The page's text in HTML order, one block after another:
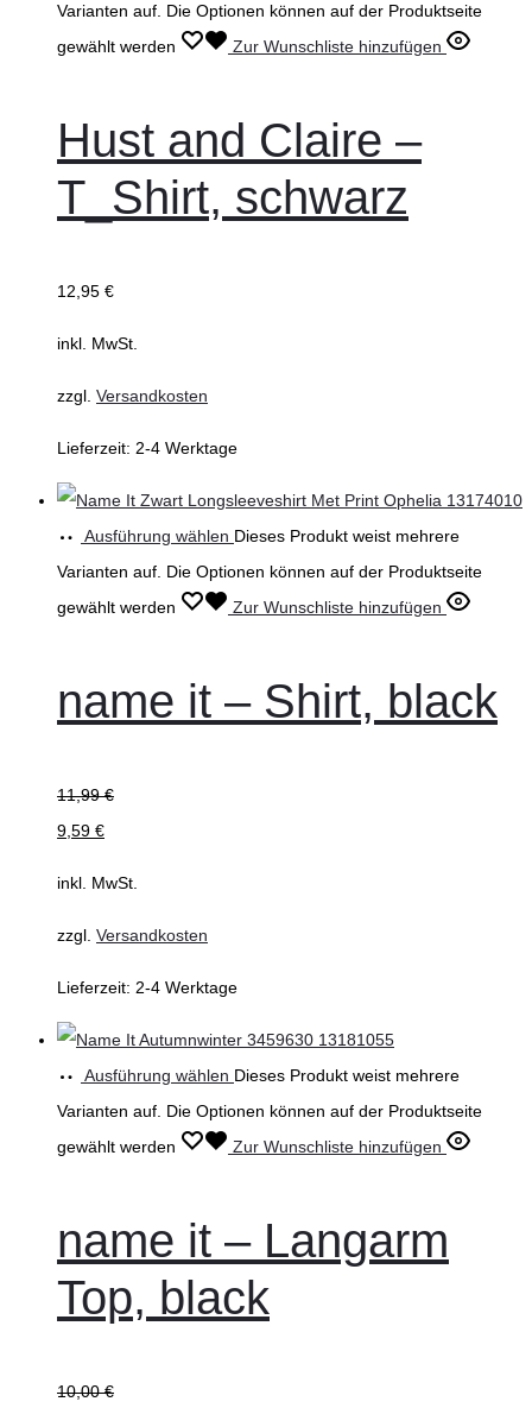
Varianten auf. Die Optionen können auf der Produktseite
gewählt werden
Zur Wunschliste hinzufügen
Hust and Claire –
T_Shirt, schwarz
12,95 €
inkl. MwSt.
zzgl. Versandkosten
Lieferzeit: 2-4 Werktage
Ausführung wählen Dieses Produkt weist mehrere
Varianten auf. Die Optionen können auf der Produktseite
gewählt werden
Zur Wunschliste hinzufügen
name it – Shirt, black
11,99€
9,59 €
inkl. MwSt.
zzgl. Versandkosten
Lieferzeit: 2-4 Werktage
Ausführung wählen Dieses Produkt weist mehrere
Varianten auf. Die Optionen können auf der Produktseite
gewählt werden
Zur Wunschliste hinzufügen
name it – Langarm
Top, black
10,00€